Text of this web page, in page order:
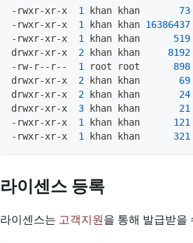
-rwxr-xr-x 1 khan khan 73
-rwxr-xr-x 1 khan khan 16386437
-rwxr-xr-x 1 khan khan 519
drwxr-xr-x 2 khan khan 8192
-rw-r--r-- 1 root root 898
drwxr-xr-x 2 khan khan 69
drwxr-xr-x 2 khan khan 24
drwxr-xr-x 3 khan khan 21
-rwxr-xr-x 1 khan khan 121
-rwxr-xr-x 1 khan khan 321
라이센스 등록
라이센스는 고객지원을 통해 발급받을